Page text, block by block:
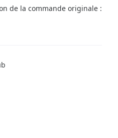
de la commande originale :